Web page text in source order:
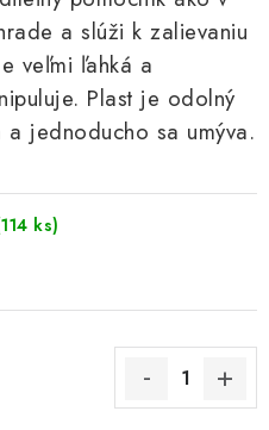
a slúži k zalievaniu
veľmi ľahká a
Plast je odolný
jednoducho sa umýva.
ks)